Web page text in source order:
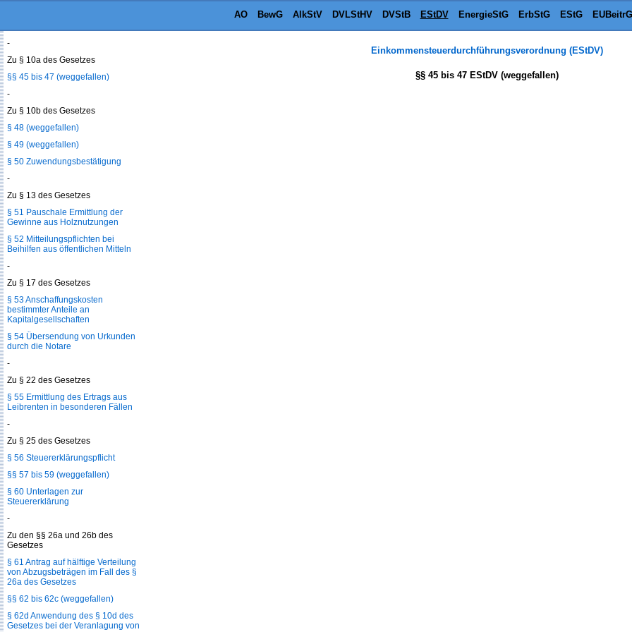
AO BewG AlkStV DVLStHV DVStB EStDV EnergieStG ErbStG EStG EUBeitrG
Einkommensteuerdurchführungsverordnung (EStDV)
§§ 45 bis 47 EStDV (weggefallen)
-
Zu § 10a des Gesetzes
§§ 45 bis 47 (weggefallen)
-
Zu § 10b des Gesetzes
§ 48 (weggefallen)
§ 49 (weggefallen)
§ 50 Zuwendungsbestätigung
-
Zu § 13 des Gesetzes
§ 51 Pauschale Ermittlung der
Gewinne aus Holznutzungen
§ 52 Mitteilungspflichten bei
Beihilfen aus öffentlichen Mitteln
-
Zu § 17 des Gesetzes
§ 53 Anschaffungskosten
bestimmter Anteile an
Kapitalgesellschaften
§ 54 Übersendung von Urkunden
durch die Notare
-
Zu § 22 des Gesetzes
§ 55 Ermittlung des Ertrags aus
Leibrenten in besonderen Fällen
-
Zu § 25 des Gesetzes
§ 56 Steuererklärungspflicht
§§ 57 bis 59 (weggefallen)
§ 60 Unterlagen zur
Steuererklärung
-
Zu den §§ 26a und 26b des
Gesetzes
§ 61 Antrag auf hälftige Verteilung
von Abzugsbeträgen im Fall des §
26a des Gesetzes
§§ 62 bis 62c (weggefallen)
§ 62d Anwendung des § 10d des
Gesetzes bei der Veranlagung von